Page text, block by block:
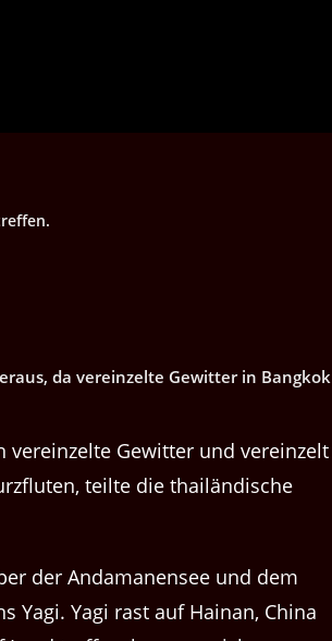
da vereinzelte Gewitter in Bangkok
vereinzelte Gewitter und vereinzelt
teilte die thailändische
der Andamanensee und dem
Yagi. Yagi rast auf Hainan, China